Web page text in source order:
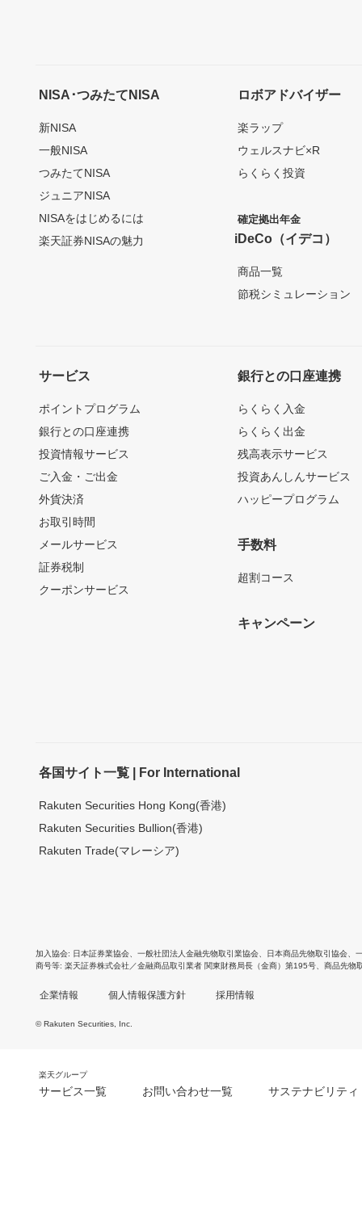
NISA･つみたてNISA
新NISA
一般NISA
つみたてNISA
ジュニアNISA
NISAをはじめるには
楽天証券NISAの魅力
ロボアドバイザー
楽ラップ
ウェルスナビ×R
らくらく投資
確定拠出年金
iDeCo（イデコ）
商品一覧
節税シミュレーション
サービス
ポイントプログラム
銀行との口座連携
投資情報サービス
ご入金・ご出金
外貨決済
お取引時間
メールサービス
証券税制
クーポンサービス
銀行との口座連携
らくらく入金
らくらく出金
残高表示サービス
投資あんしんサービス
ハッピープログラム
手数料
超割コース
キャンペーン
各国サイト一覧 | For International
Rakuten Securities Hong Kong(香港)
Rakuten Securities Bullion(香港)
Rakuten Trade(マレーシア)
加入協会 日本証券業協会 一般社団法人金融先物取引業協会 日本商品先物取引協会
商号等 楽天証券株式会社／金融商品取引業者 関東財務局長（金商）第195号、商品先物
企業情報 個人情報保護方針 採用情報
© Rakuten Securities, Inc.
楽天グループ
サービス一覧 お問い合わせ一覧 サステナビリティ